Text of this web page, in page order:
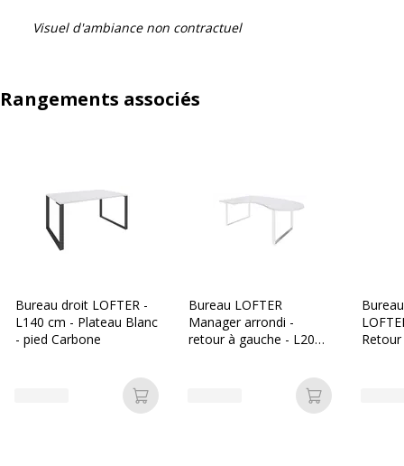
Visuel d'ambiance non contractuel
Rangements associés
Bureau droit LOFTER -
L140 cm - Plateau Blanc
- pied Carbone
Ajouter au panier
Bureau LOFTER
Manager arrondi -
retour à gauche - L200
renfort obligatoire à
rajouter - non inclus)Ajouter au